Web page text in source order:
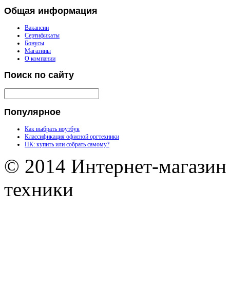
Общая информация
Вакансии
Сертификаты
Бонусы
Магазины
О компании
Поиск по сайту
Популярное
Как выбрать ноутбук
Классификация офисной оргтехники
ПК: купить или собрать самому?
© 2014 Интернет-
техники